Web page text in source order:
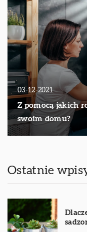
03-12-2021
Z pomocą jakich
swoim domu?
Ostatnie